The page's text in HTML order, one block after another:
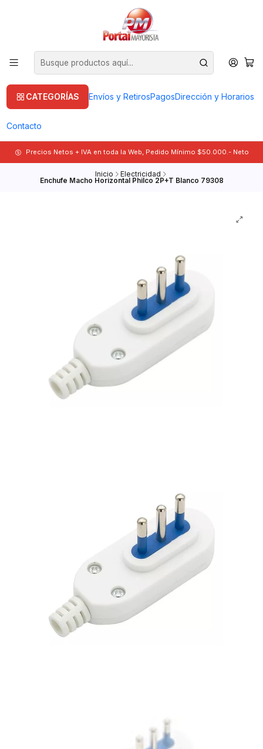
CATEGORÍAS Envíos y RetirosPagosDirección y Horarios
Contacto
Precios Netos + IVA en toda la Web, Pedido Mínimo $50.000.- Neto
Inicio Electricidad
Enchufe Macho Horizontal Philco 2P+T Blanco 79308